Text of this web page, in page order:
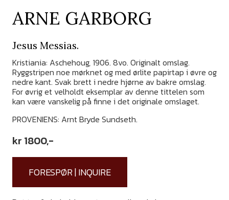
ARNE GARBORG
Jesus Messias.
Kristiania: Aschehoug, 1906. 8vo. Originalt omslag.
Ryggstripen noe mørknet og med ørlite papirtap i øvre og
nedre kant. Svak brett i nedre hjørne av bakre omslag.
For øvrig et velholdt eksemplar av denne tittelen som
kan være vanskelig på finne i det originale omslaget.
PROVENIENS: Arnt Bryde Sundseth.
kr 1800,-
FORESPØR | INQUIRE